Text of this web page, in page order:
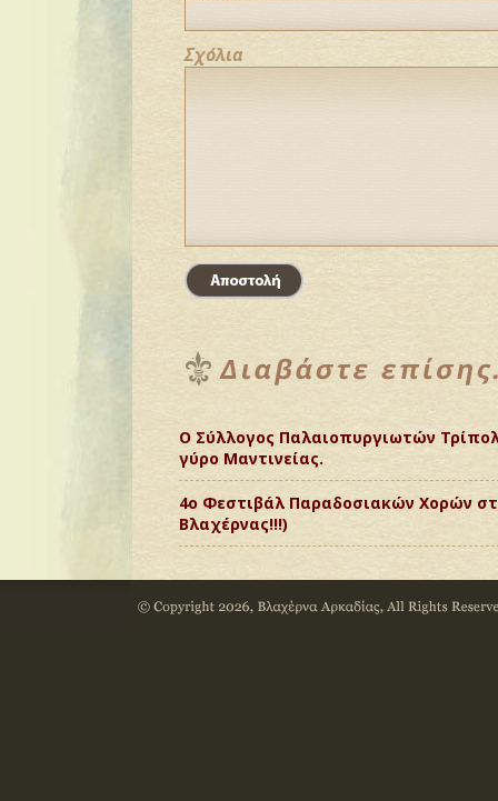
Σχόλια
Ο Σύλλογος Παλαιοπυργιωτών
γύρο Μαντινείας.
4ο Φεστιβάλ Παραδοσιακών Χορών
Βλαχέρνας!!!)